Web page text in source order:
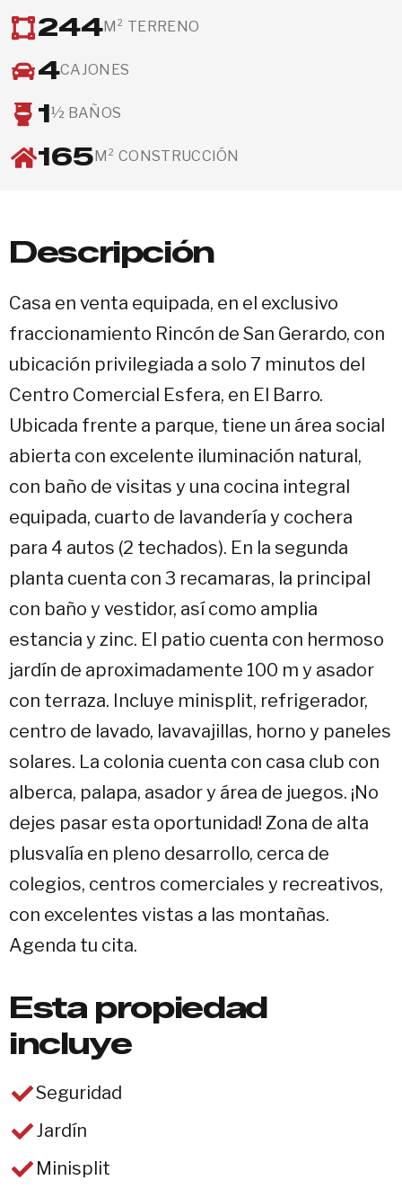
244M² TERRENO
4CAJONES
1½ BAÑOS
165M² CONSTRUCCIÓN
Descripción
Casa en venta equipada, en el exclusivo
fraccionamiento Rincón de San Gerardo, con
ubicación privilegiada a solo 7 minutos del
Centro Comercial Esfera, en El Barro.
Ubicada frente a parque, tiene un área social
abierta con excelente iluminación natural,
con baño de visitas y una cocina integral
equipada, cuarto de lavandería y cochera
para 4 autos (2 techados). En la segunda
planta cuenta con 3 recamaras, la principal
con baño y vestidor, así como amplia
estancia y zinc. El patio cuenta con hermoso
jardín de aproximadamente 100 m y asador
con terraza. Incluye minisplit, refrigerador,
centro de lavado, lavavajillas, horno y paneles
solares. La colonia cuenta con casa club con
alberca, palapa, asador y área de juegos. ¡No
dejes pasar esta oportunidad! Zona de alta
plusvalía en pleno desarrollo, cerca de
colegios, centros comerciales y recreativos,
con excelentes vistas a las montañas.
Agenda tu cita.
Esta propiedad
incluye
Seguridad
Jardín
Minisplit